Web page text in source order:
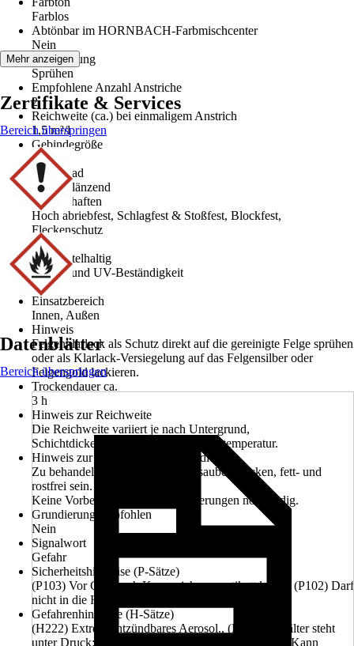
Farblos
Abtönbar im HORNBACH-Farbmischcenter
Nein
Verarbeitung
Sprühen
Empfohlene Anzahl Anstriche
2
Reichweite (ca.) bei einmaligem Anstrich
1,5 m²/l
Gebindegröße
0,4 l
Glanzgrad
Seidenglänzend
Eigenschaften
Hoch abriebfest, Schlagfest & Stoßfest, Blockfest,
Fleckenschutz
Basis
Lösemittelhaltig
Wetter- und UV-Beständigkeit
Ja
Einsatzbereich
Innen, Außen
Hinweis
Felgenklarlack als Schutz direkt auf die gereinigte Felge sprühen
oder als Klarlack-Versiegelung auf das Felgensilber oder
Felgengold lackieren.
Trockendauer ca.
3 h
Hinweis zur Reichweite
Die Reichweite variiert je nach Untergrund,
Schichtdickenauftrag und Umgebungstemperatur.
Hinweis zur Untergrundvorbehandlung
Zu behandelnde Flächen müssen sauber, trocken, fett- und
rostfrei sein.
Keine Vorbehandlung mit Grundierungen notwendig.
Grundierung empfohlen
Nein
Signalwort
Gefahr
Sicherheitshinweise (P-Sätze)
(P103) Vor Gebrauch Kennzeichnungsetikett lesen., (P102) Darf
nicht in die Hände von Kindern gelangen.
Gefahrenhinweise (H-Sätze)
(H222) Extrem entzündbares Aerosol., (H229) Behälter steht
unter Druck: kann bei Erwärmung bersten., (H336) Kann
Mehr anzeigen
Zertifikate & Services
Bereich überspringen
Datenblätter
Bereich überspringen